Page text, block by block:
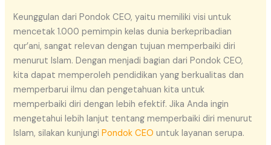
Keunggulan dari Pondok CEO, yaitu memiliki visi untuk
mencetak 1.000 pemimpin kelas dunia berkepribadian
qur’ani, sangat relevan dengan tujuan memperbaiki diri
menurut Islam. Dengan menjadi bagian dari Pondok CEO,
kita dapat memperoleh pendidikan yang berkualitas dan
memperbarui ilmu dan pengetahuan kita untuk
memperbaiki diri dengan lebih efektif. Jika Anda ingin
mengetahui lebih lanjut tentang memperbaiki diri menurut
Islam, silakan kunjungiPondok CEO untuk layanan serupa.